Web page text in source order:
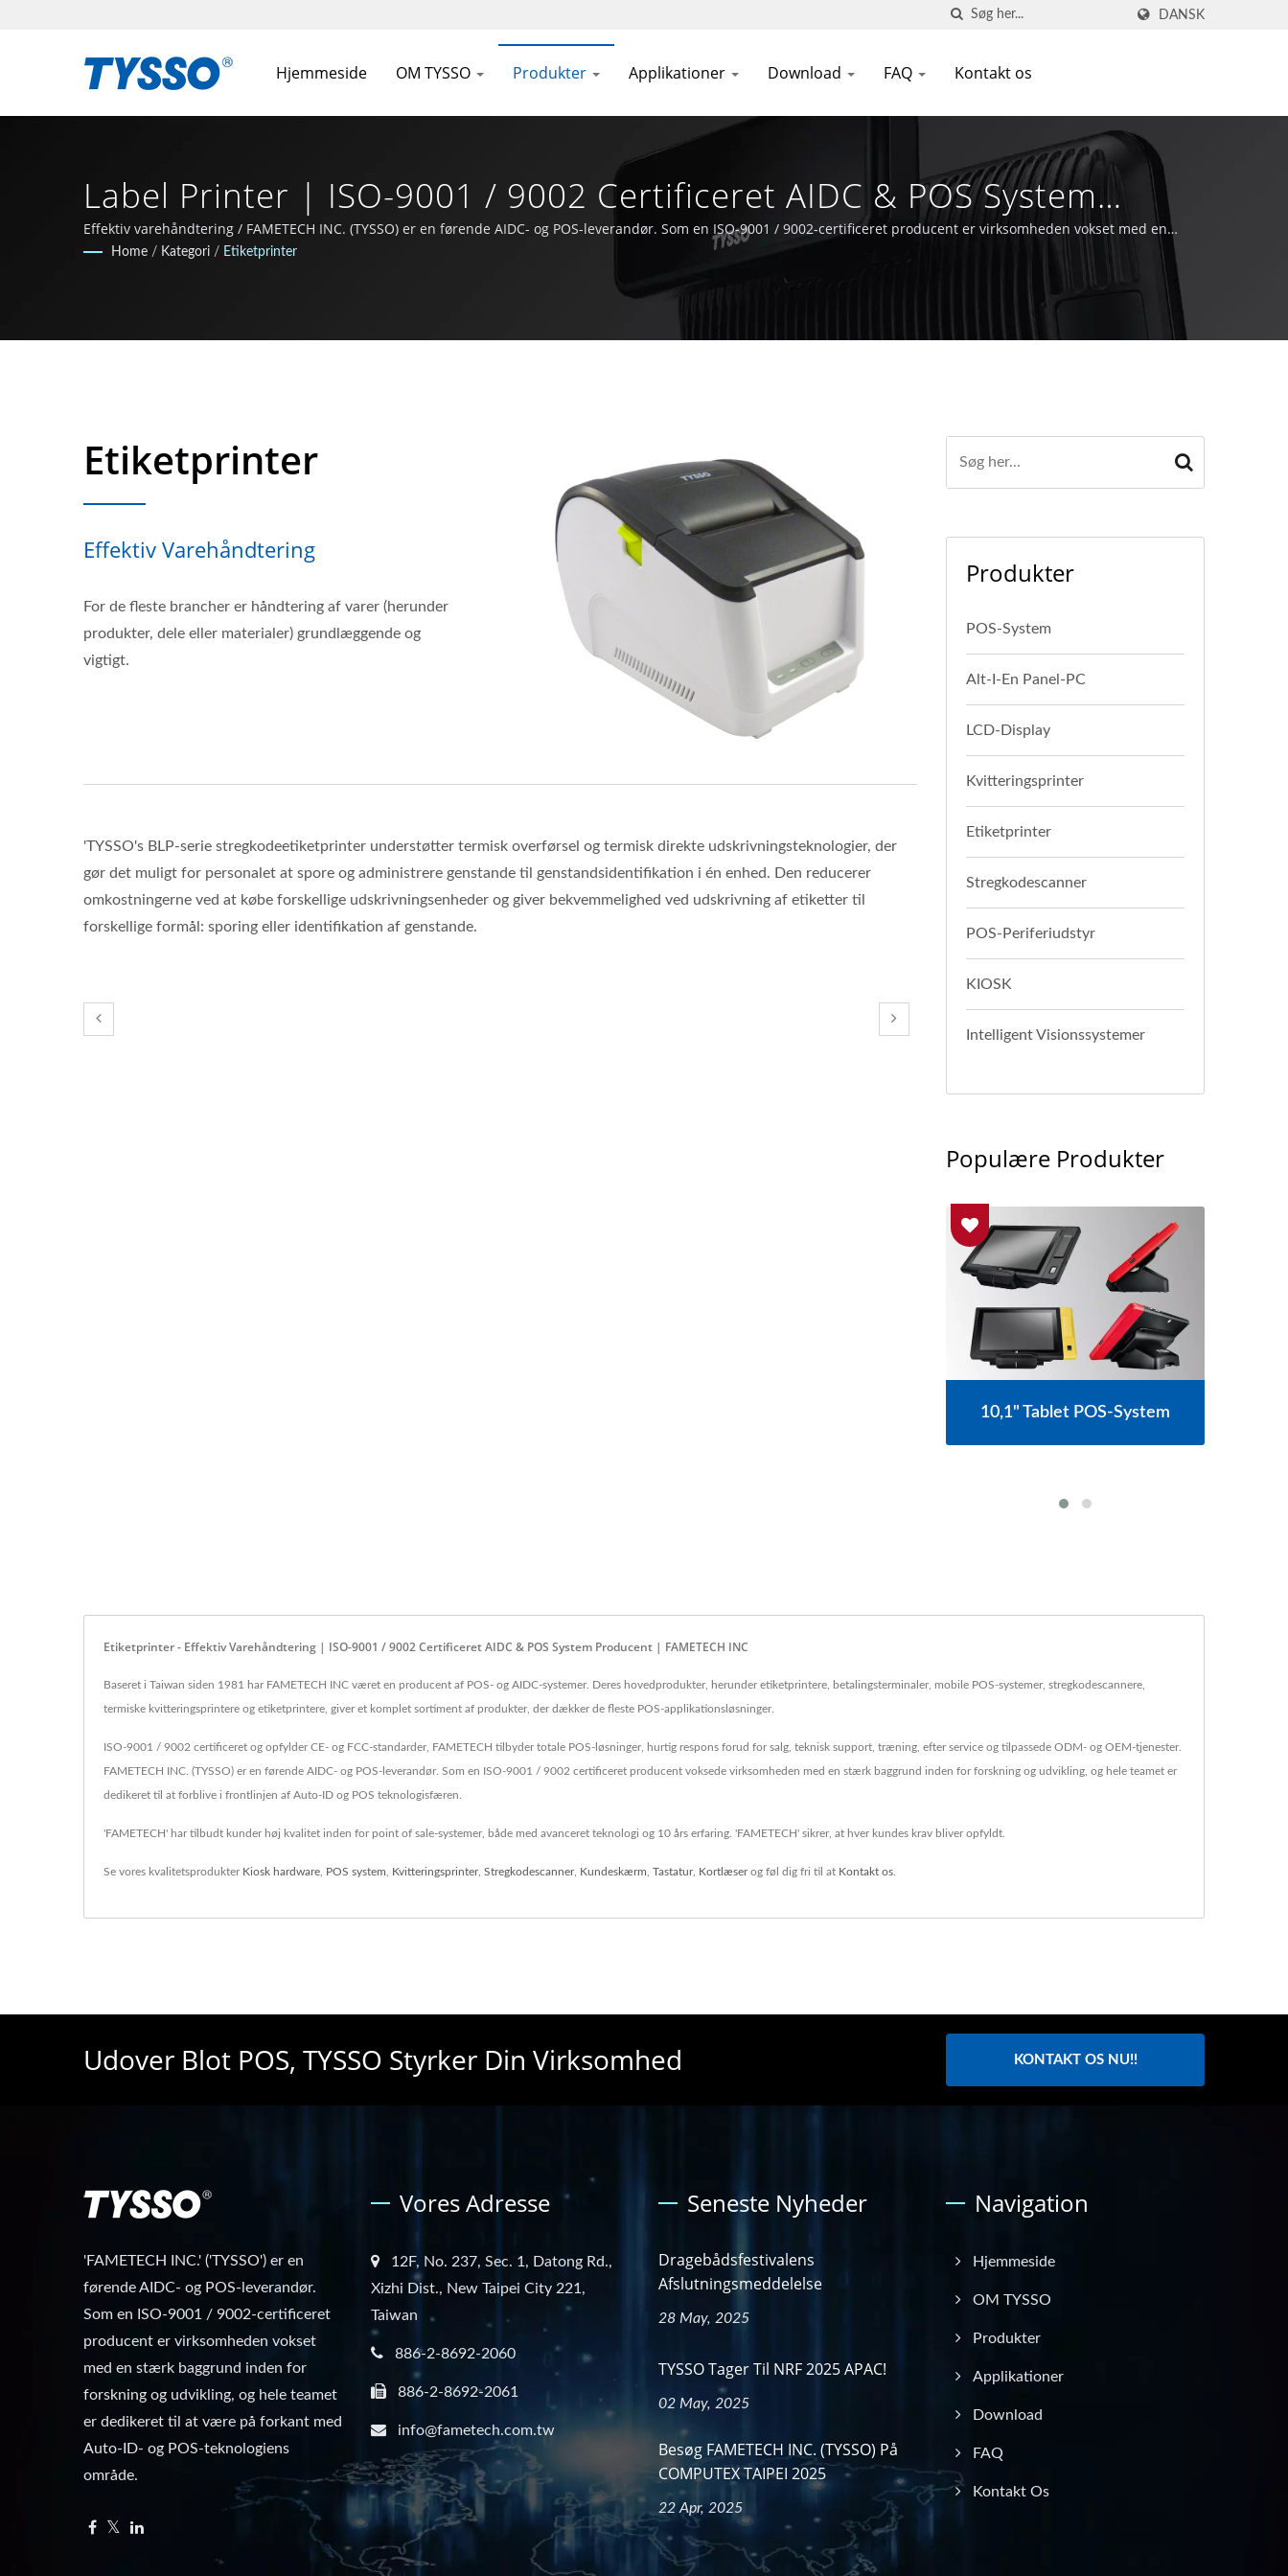
DANSK
Hjemmeside OM TYSSO Produkter Applikationer Download FAQ Kontakt os
Label Printer | ISO-9001 / 9002 Certificeret AIDC & POS System
Producent | FAMETECH INC
Effektiv varehåndtering / FAMETECH INC. (TYSSO) er en førende AIDC- og POS-leverandør. Som en ISO-9001 / 9002-certificeret producent er virksomheden vokset med en
stærk R&D-baggrund, og hele teamet er dedikeret til at forblive i frontlinjen af Auto-ID og POS-teknologisfæren.
Home / Kategori / Etiketprinter
Etiketprinter
Effektiv Varehåndtering
For de fleste brancher er håndtering af varer (herunder
produkter, dele eller materialer) grundlæggende og
vigtigt.
'TYSSO's BLP-serie stregkodeetiketprinter understøtter termisk overførsel og termisk direkte udskrivningsteknologier, der
gør det muligt for personalet at spore og administrere genstande til genstandsidentifikation i én enhed. Den reducerer
omkostningerne ved at købe forskellige udskrivningsenheder og giver bekvemmelighed ved udskrivning af etiketter til
forskellige formål: sporing eller identifikation af genstande.
Produkter
POS-System
Alt-I-En Panel-PC
LCD-Display
Kvitteringsprinter
Etiketprinter
Stregkodescanner
POS-Periferiudstyr
KIOSK
Intelligent Visionssystemer
Populære Produkter
10,1" Tablet POS-System
Etiketprinter - Effektiv Varehåndtering | ISO-9001 / 9002 Certificeret AIDC & POS System Producent | FAMETECH INC
Baseret i Taiwan siden 1981 har FAMETECH INC været en producent af POS- og AIDC-systemer. Deres hovedprodukter, herunder etiketprintere, betalingsterminaler, mobile POS-systemer, stregkodescannere,
termiske kvitteringsprintere og etiketprintere, giver et komplet sortiment af produkter, der dækker de fleste POS-applikationsløsninger.
ISO-9001 / 9002 certificeret og opfylder CE- og FCC-standarder, FAMETECH tilbyder totale POS-løsninger, hurtig respons forud for salg, teknisk support, træning, efter service og tilpassede ODM- og OEM-tjenester.
FAMETECH INC. (TYSSO) er en førende AIDC- og POS-leverandør. Som en ISO-9001 / 9002 certificeret producent voksede virksomheden med en stærk baggrund inden for forskning og udvikling, og hele teamet er
dedikeret til at forblive i frontlinjen af Auto-ID og POS teknologisfæren.
'FAMETECH' har tilbudt kunder høj kvalitet inden for point of sale-systemer, både med avanceret teknologi og 10 års erfaring. 'FAMETECH' sikrer, at hver kundes krav bliver opfyldt.
Se vores kvalitetsprodukter Kiosk hardware POS system Kvitteringsprinter, Stregkodescanner, Kundeskærm Tastatur, Kortlæserog føl dig fri til at Kontakt os
Udover Blot POS, TYSSO Styrker Din Virksomhed KONTAKT OS NU!!
'FAMETECH INC.' ('TYSSO') er en
førende AIDC- og POS-leverandør.
Som en ISO-9001 / 9002-certificeret
producent er virksomheden vokset
med en stærk baggrund inden for
forskning og udvikling, og hele teamet
er dedikeret til at være på forkant med
Auto-ID- og POS-teknologiens
område.
Vores Adresse
12F, No. 237, Sec. 1, Datong Rd.,
Xizhi Dist., New Taipei City 221,
Taiwan
886-2-8692-2060
886-2-8692-2061
info@fametech.com.tw
Seneste Nyheder
Dragebådsfestivalens
Afslutningsmeddelelse
28 May, 2025
TYSSO Tager Til NRF 2025 APAC!
02 May, 2025
Besøg FAMETECH INC. (TYSSO) På
COMPUTEX TAIPEI 2025
22 Apr, 2025
Navigation
Hjemmeside
OM TYSSO
Produkter
Applikationer
Download
FAQ
Kontakt Os